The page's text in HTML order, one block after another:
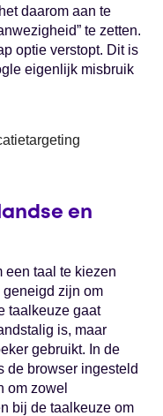
daarom aan te
te zetten.
optie verstopt. Dit is
eigenlijk misbruik
en
een taal te kiezen
zijn om
taalkeuze gaat
is, maar
gebruikt. In de
de browser ingesteld
om zowel
bij de taalkeuze om